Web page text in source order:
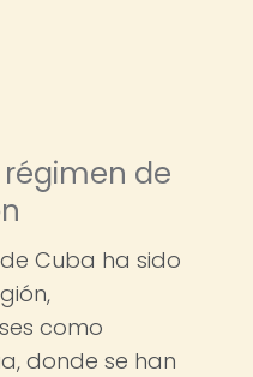
de
Cuba ha sido
como
donde se han